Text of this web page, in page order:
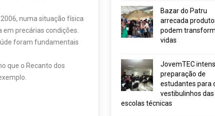
numa situação física
precárias condições.
foram fundamentais
que o Recanto dos
Bazar do Patru
arrecada
podem
vidas
JovemTEC
preparação de
estudantes para
vestibulinhos das
escolas técnicas